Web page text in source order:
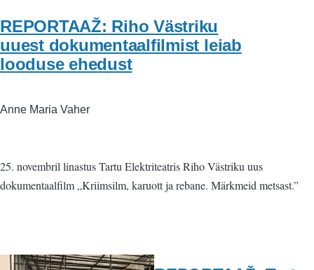
REPORTAAŽ: Riho Västriku
uuest dokumentaalfilmist leiab
looduse ehedust
Anne Maria Vaher
25. novembril linastus Tartu Elektriteatris Riho Västriku uus
dokumentaalfilm „Kriimsilm, karuott ja rebane. Märkmeid metsast.”